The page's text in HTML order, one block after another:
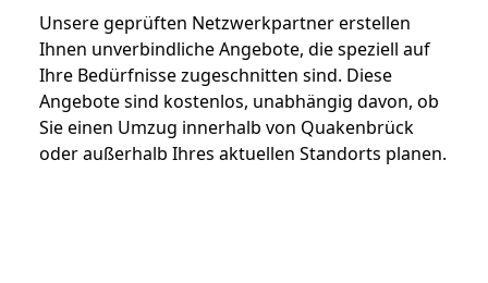
Unsere geprüften Netzwerkpartner erstellen
Ihnen unverbindliche Angebote, die speziell auf
Ihre Bedürfnisse zugeschnitten sind. Diese
Angebote sind kostenlos, unabhängig davon, ob
Sie einen Umzug innerhalb von Quakenbrück
oder außerhalb Ihres aktuellen Standorts planen.